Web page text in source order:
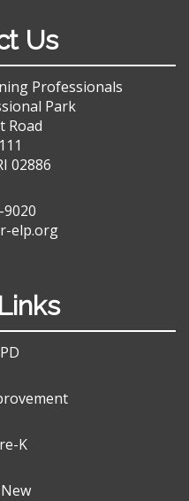
Us
Professionals
Park
Road
02886
elp.org
K